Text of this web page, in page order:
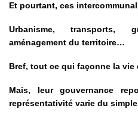
Et pourtant, ces
Urbanisme, transports,
aménagement du territoire…
Bref, tout ce qui façonne la vie
Mais, leur gouvernance
représentativité varie du